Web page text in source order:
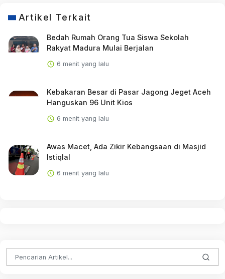
Artikel Terkait
Bedah Rumah Orang Tua Siswa Sekolah
Rakyat Madura Mulai Berjalan
6 menit yang lalu
Kebakaran Besar di Pasar Jagong Jeget Aceh
Hanguskan 96 Unit Kios
6 menit yang lalu
Awas Macet, Ada Zikir Kebangsaan di Masjid
Istiqlal
6 menit yang lalu